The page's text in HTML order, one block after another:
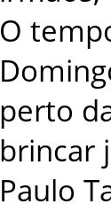
O
perto
brincar
Paulo